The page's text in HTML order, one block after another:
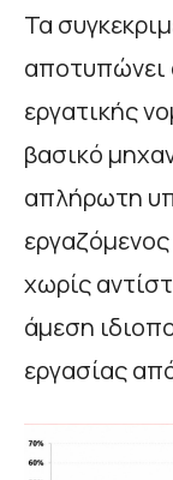
Τα
αποτυπώνει
εργατικής
βασικό
απλήρωτη
χωρίς
άμεση
εργασίας